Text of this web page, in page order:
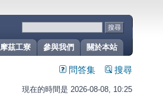
關於本站
參與我們
摩茲工寮
問答集 搜尋
現在的時間是 2026-08-08, 10:25